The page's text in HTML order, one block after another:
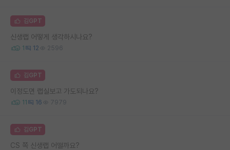
김GPT
신생랩 어떻게 생각하시나요?
1 12 2596
김GPT
이정도면 랩실보고 가도되나요?
11 16 7979
김GPT
CS 쪽 신생랩 어떨까요?